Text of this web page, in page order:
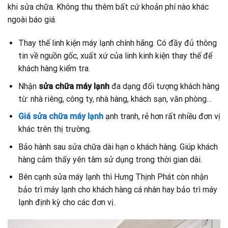
khi sửa chữa. Không thu thêm bất cứ khoản phí nào khác
ngoài báo giá.
Thay thế linh kiện máy lạnh chính hãng. Có đầy đủ thông
tin về nguồn gốc, xuất xứ của linh kinh kiện thay thế để
khách hàng kiểm tra.
Nhận sửa chữa máy lạnh đa dạng đối tượng khách hàng
từ: nhà riêng, công ty, nhà hàng, khách sạn, văn phòng…
Giá sửa chữa máy lạnh ạnh tranh, rẻ hơn rất nhiều đơn vị
khác trên thị trường.
Bảo hành sau sửa chữa dài hạn o khách hàng. Giúp khách
hàng cảm thấy yên tâm sử dụng trong thời gian dài.
Bên cạnh sửa máy lạnh thì Hưng Thịnh Phát còn nhận
bảo trì máy lạnh cho khách hàng cá nhân hay bảo trì máy
lạnh định kỳ cho các đơn vị.